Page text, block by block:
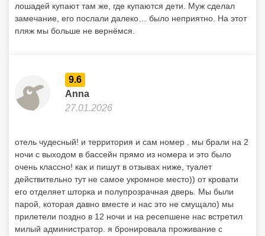
лошадей купают там же, где купаются дети. Муж сделал
замечание, его послали далеко… было неприятно. На этот
пляж мы больше не вернёмся.
9.6
Anna
27.01.2026
отель чудесный! и территория и сам номер . мы брали на 2
ночи с выходом в бассейн прямо из номера и это было
очень классно! как и пишут в отзывах ниже, туалет
действительно тут не самое укромное место)) от кровати
его отделяет шторка и полупрозрачная дверь. Мы были
парой, которая давно вместе и нас это не смущало) мы
прилетели поздно в 12 ночи и на ресепшене нас встретил
милый администратор. я бронировала проживание с